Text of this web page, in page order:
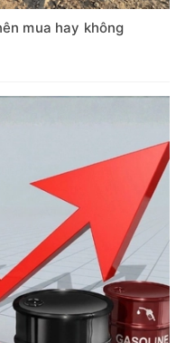
mua hay không